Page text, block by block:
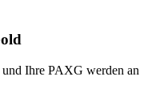
Ihre PAXG werden an